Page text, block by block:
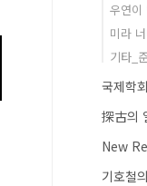
우연이
미라
기타_
국제학
探古의
New
기호철